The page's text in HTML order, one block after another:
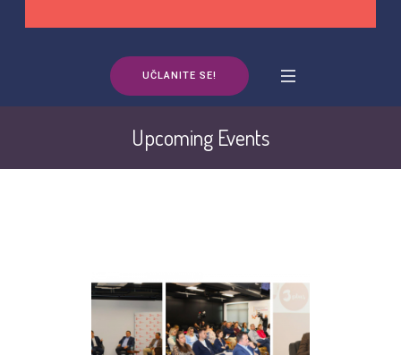
UČLANITE SE!
Upcoming Events